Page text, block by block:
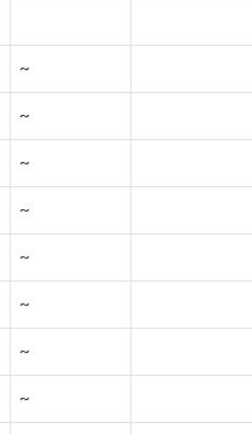
~
~
~
~
~
~
~
~